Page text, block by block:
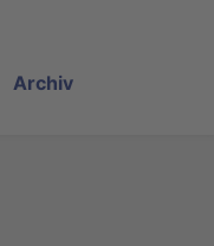
Archiv